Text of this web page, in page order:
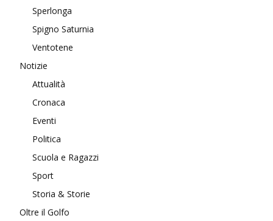
Sperlonga
Spigno Saturnia
Ventotene
Notizie
Attualità
Cronaca
Eventi
Politica
Scuola e Ragazzi
Sport
Storia & Storie
Oltre il Golfo